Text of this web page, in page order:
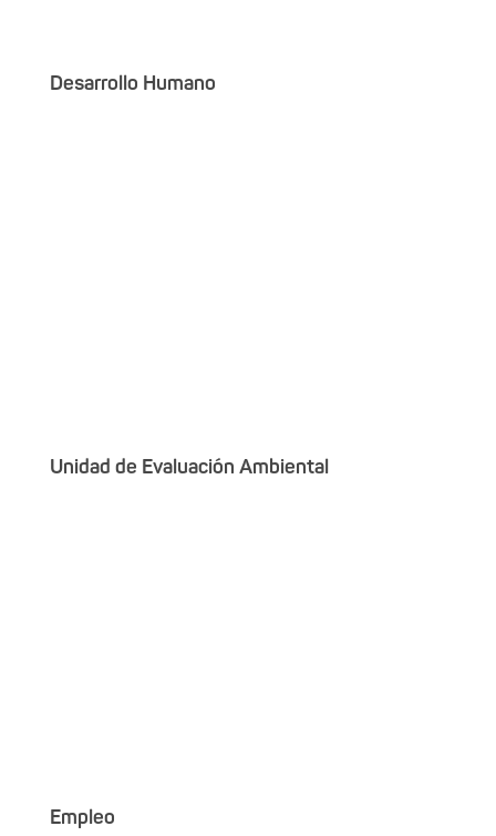
Desarrollo Humano
Unidad de Evaluación Ambiental
Empleo